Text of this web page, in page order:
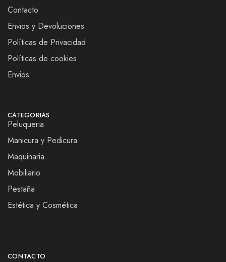
Contacto
Envios y Devoluciones
Políticas de Privacidad
Políticas de cookies
Envios
CATEGORIAS
Peluqueria
Manicura y Pedicura
Maquinaria
Mobiliario
Pestaña
Estética y Cosmética
CONTACTO